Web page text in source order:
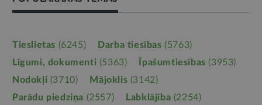
Tieslietas (6245) Darba tiesības (5763)
Līgumi, dokumenti (5363) Īpašumtiesības (3953)
Nodokļi (3710) Mājoklis (3142)
Parādu piedziņa (2557) Labklājība (2254)